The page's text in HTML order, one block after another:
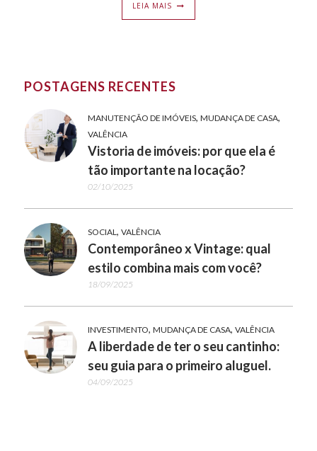
LEIA MAIS
POSTAGENS RECENTES
MANUTENÇÃO DE IMÓVEIS, MUDANÇA DE CASA,
VALÊNCIA
Vistoria de imóveis: por que ela é
tão importante na locação?
02/10/2025
SOCIAL, VALÊNCIA
Contemporâneo x Vintage: qual
estilo combina mais com você?
18/09/2025
INVESTIMENTO, MUDANÇA DE CASA, VALÊNCIA
A liberdade de ter o seu cantinho:
seu guia para o primeiro aluguel.
04/09/2025